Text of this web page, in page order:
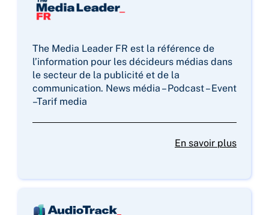
The Media Leader FR est la référence de
l’information pour les décideurs médias dans
le secteur de la publicité et de la
communication. News média – Podcast – Event
–Tarif media
En savoir plus